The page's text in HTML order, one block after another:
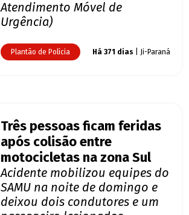
Atendimento Móvel de
Urgência)
Plantão de Polícia Há 371 dias | Ji-Paraná
Três pessoas ficam feridas
após colisão entre
motocicletas na zona Sul
Acidente mobilizou equipes do
SAMU na noite de domingo e
deixou dois condutores e um